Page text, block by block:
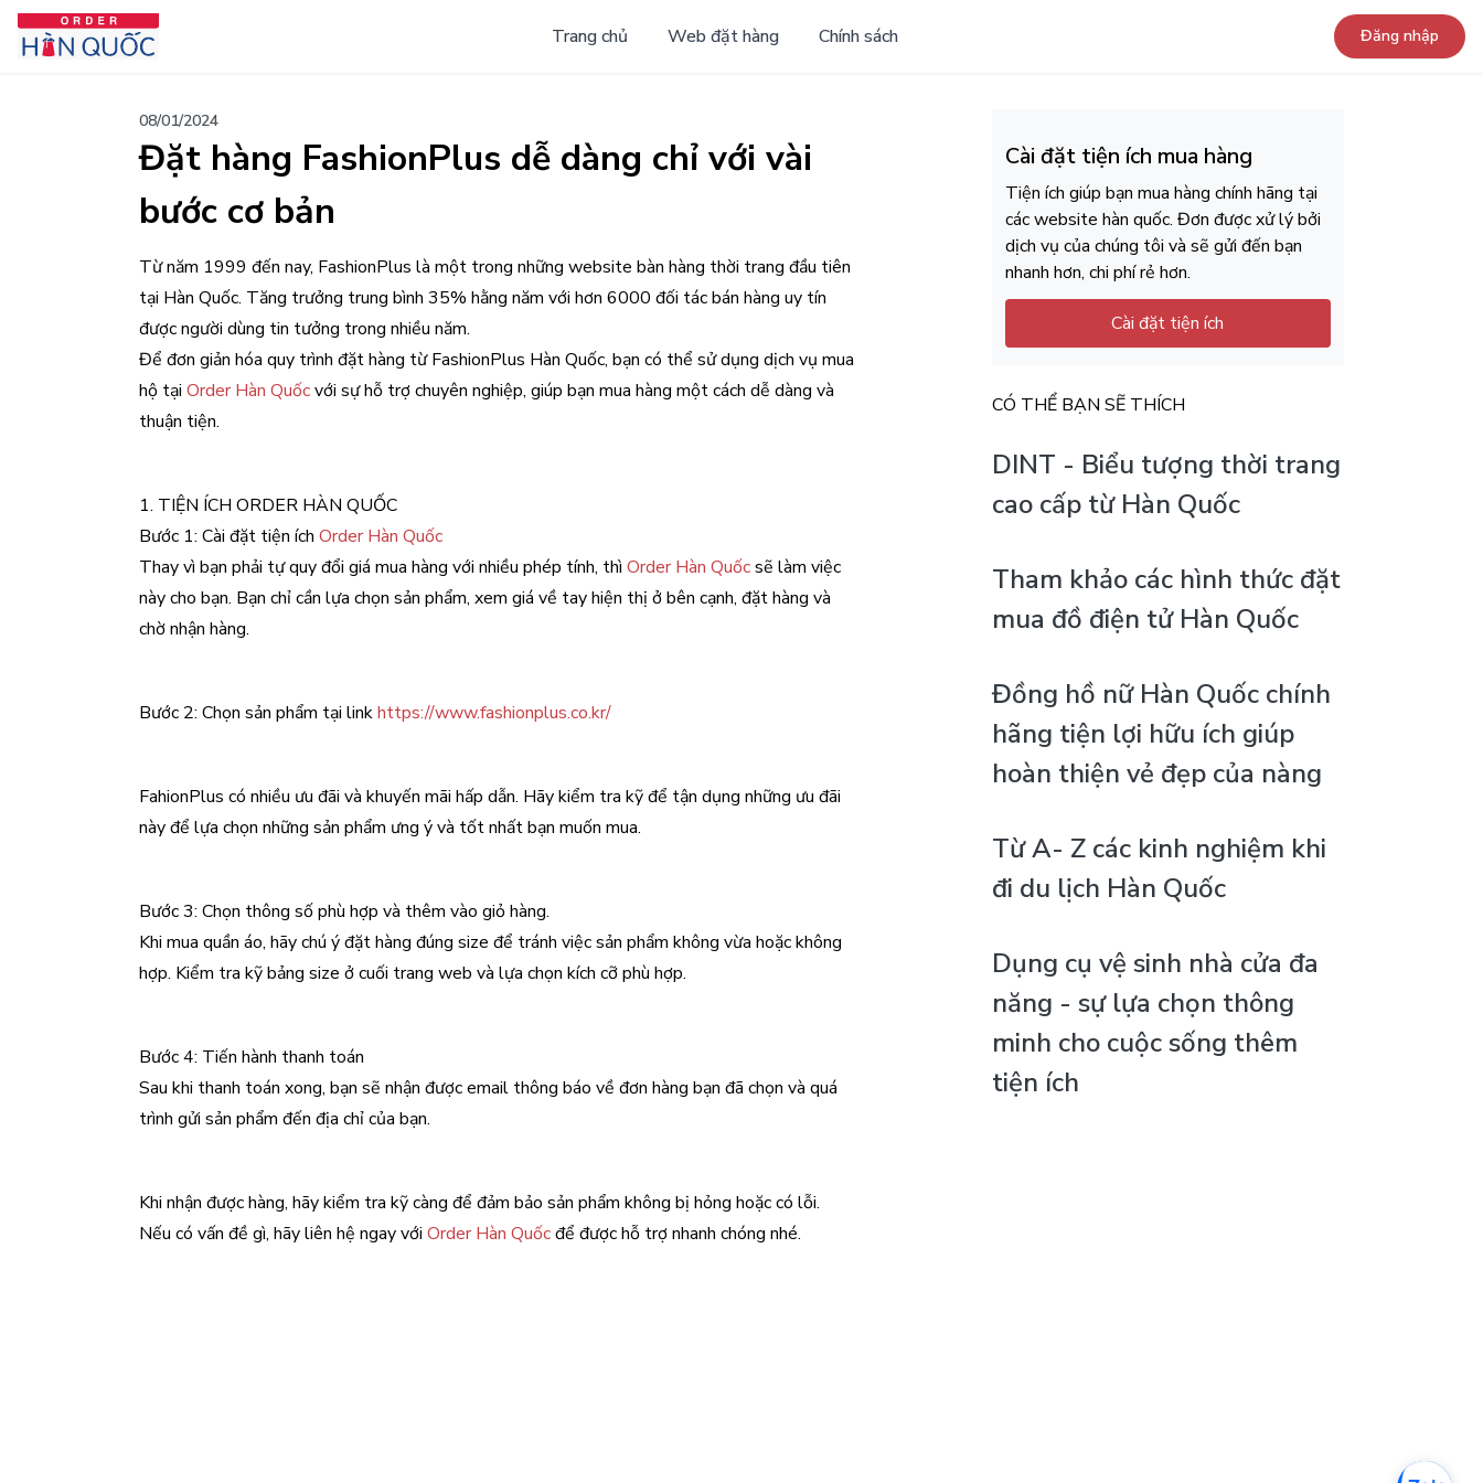
Trang chủ Web đặt hàng Chính sách Đăng nhập
08/01/2024
Đặt hàng FashionPlus dễ dàng chỉ với vài
bước cơ bản
Từ năm 1999 đến nay, FashionPlus là một trong những website bàn hàng thời trang đầu tiên
tại Hàn Quốc. Tăng trưởng trung bình 35% hằng năm với hơn 6000 đối tác bán hàng uy tín
được người dùng tin tưởng trong nhiều năm.
Để đơn giản hóa quy trình đặt hàng từ FashionPlus Hàn Quốc, bạn có thể sử dụng dịch vụ mua
hộ tạiOrder Hàn Quốcvới sự hỗ trợ chuyên nghiệp, giúp bạn mua hàng một cách dễ dàng và
thuận tiện.
1. TIỆN ÍCH ORDER HÀN QUỐC
Bước 1: Cài đặt tiện íchOrder Hàn Quốc
Thay vì bạn phải tự quy đổi giá mua hàng với nhiều phép tính, thìOrder Hàn Quốcsẽ làm việc
này cho bạn. Bạn chỉ cần lựa chọn sản phẩm, xem giá về tay hiện thị ở bên cạnh, đặt hàng và
chờ nhận hàng.
Bước 2: Chọn sản phẩm tại linkhttps://www.fashionplus.co.kr/
FahionPlus có nhiều ưu đãi và khuyến mãi hấp dẫn. Hãy kiểm tra kỹ để tận dụng những ưu đãi
này để lựa chọn những sản phẩm ưng ý và tốt nhất bạn muốn mua.
Bước 3: Chọn thông số phù hợp và thêm vào giỏ hàng.
Khi mua quần áo, hãy chú ý đặt hàng đúng size để tránh việc sản phẩm không vừa hoặc không
hợp. Kiểm tra kỹ bảng size ở cuối trang web và lựa chọn kích cỡ phù hợp.
Bước 4: Tiến hành thanh toán
Sau khi thanh toán xong, bạn sẽ nhận được email thông báo về đơn hàng bạn đã chọn và quá
trình gửi sản phẩm đến địa chỉ của bạn.
Khi nhận được hàng, hãy kiểm tra kỹ càng để đảm bảo sản phẩm không bị hỏng hoặc có lỗi.
Nếu có vấn đề gì, hãy liên hệ ngay vớiOrder Hàn Quốcđể được hỗ trợ nhanh chóng nhé.
Cài đặt tiện ích mua hàng
Tiện ích giúp bạn mua hàng chính hãng tại
các website hàn quốc. Đơn được xử lý bởi
dịch vụ của chúng tôi và sẽ gửi đến bạn
nhanh hơn, chi phí rẻ hơn.
Cài đặt tiện ích
CÓ THỂ BẠN SẼ THÍCH
DINT - Biểu tượng thời trang
cao cấp từ Hàn Quốc
Tham khảo các hình thức đặt
mua đồ điện tử Hàn Quốc
Đồng hồ nữ Hàn Quốc chính
hãng tiện lợi hữu ích giúp
hoàn thiện vẻ đẹp của nàng
Từ A- Z các kinh nghiệm khi
đi du lịch Hàn Quốc
Dụng cụ vệ sinh nhà cửa đa
năng - sự lựa chọn thông
minh cho cuộc sống thêm
tiện ích